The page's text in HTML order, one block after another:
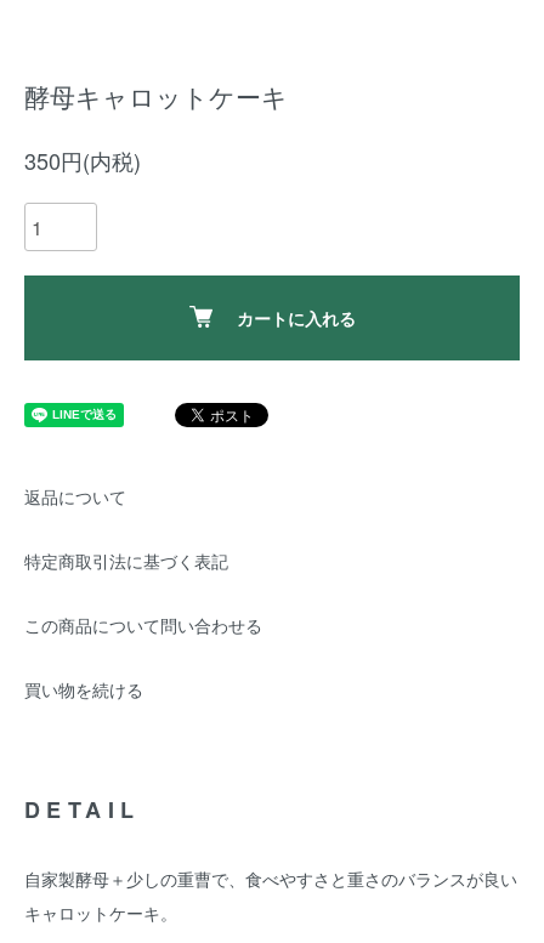
酵母キャロットケーキ
350円(内税)
カートに入れる
返品について
特定商取引法に基づく表記
この商品について問い合わせる
買い物を続ける
DETAIL
自家製酵母＋少しの重曹で、食べやすさと重さのバランスが良い
キャロットケーキ。